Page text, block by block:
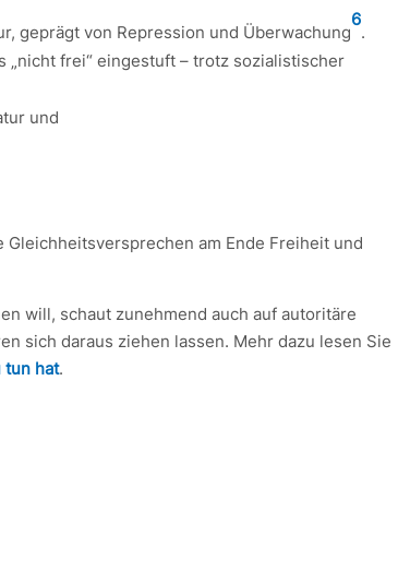
geprägt von Repression und Überwachung
6
.
„nicht frei“ eingestuft – trotz sozialistischer
und
am Ende Freiheit und
will, schaut zunehmend auch auf autoritäre
sich daraus ziehen lassen. Mehr dazu lesen Sie
tun hat.